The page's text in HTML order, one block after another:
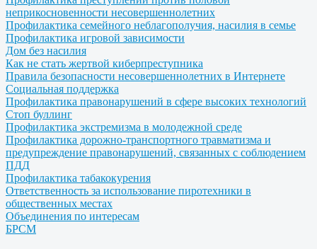
неприкосновенности несовершеннолетних
Профилактика семейного неблагополучия, насилия в семье
Профилактика игровой зависимости
Дом без насилия
Как не стать жертвой киберпреступника
Правила безопасности несовершеннолетних в Интернете
Социальная поддержка
Профилактика правонарушений в сфере высоких технологий
Стоп буллинг
Профилактика экстремизма в молодежной среде
Профилактика дорожно-транспортного травматизма и
предупреждение правонарушений, связанных с соблюдением
ПДД
Профилактика табакокурения
Ответственность за использование пиротехники в
общественных местах
Объединения по интересам
БРСМ